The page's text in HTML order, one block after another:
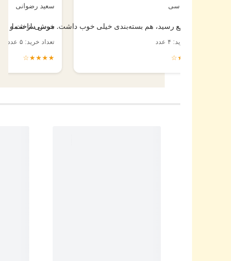
راضی‌ام از خریدم.
نگین عباسی
هم سریع رسید، هم بسته‌بندی خیلی خوب داشت. مرسی از
تعداد خرید: ۴ عدد
★★★★☆
سعید رضوانی
خوش ساخت و
تعداد خرید: ۵ عدد
★★★★☆